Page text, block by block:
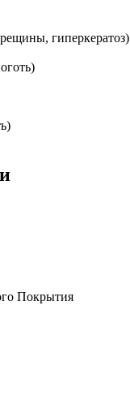
гиперкератоз)
Покрытия